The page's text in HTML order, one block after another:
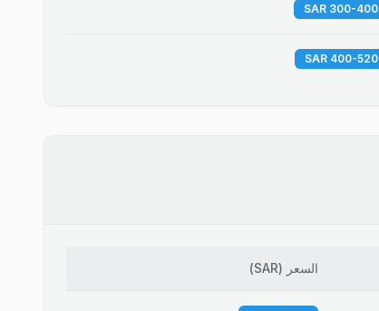
300-400 SAR
400-520 SAR
السعر (
SAR
)